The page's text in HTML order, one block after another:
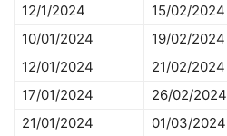
12/1/2024
15/02/2024
10/01/2024
19/02/2024
12/01/2024
21/02/2024
17/01/2024
26/02/2024
21/01/2024
01/03/2024